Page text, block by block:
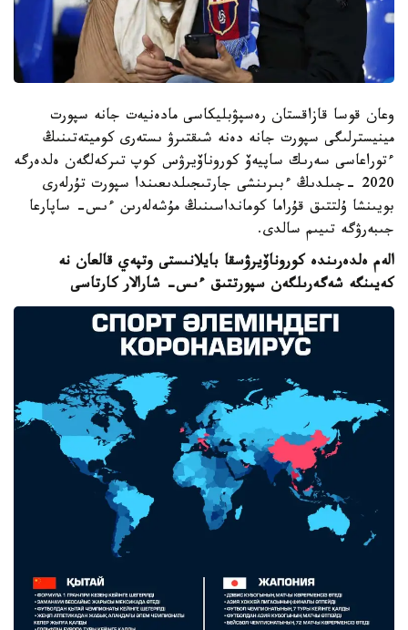
وعان قوسا قازاقستان رەسپۋبليكاسى مادەنيەت جانە سپورت
مينيسترلىگى سپورت جانە دەنە شىقتىرۋ ىستەرى كوميتەتىنىڭ
ءتوراعاسى سەرىك ساپيەۆ كوروناۆيرۋس كوپ تىركەلگەن ەلدەرگە
2020 -جىلدىڭ ءبىرىنشى جارتىجىلدىعىندا سپورت تۇرلەرى
بويىنشا ۇلتتىق قۇراما كومانداسىنىڭ مۇشەلەرىن ءىس- ساپارعا
جىبەرۋگە تىيىم سالدى.
الەم ەلدەرىندە كوروناۆيرۋسقا بايلانىستى وتپەي قالعان نە
كەيىنگە شەگەرىلگەن سپورتتىق ءىس- شارالار كارتاسى